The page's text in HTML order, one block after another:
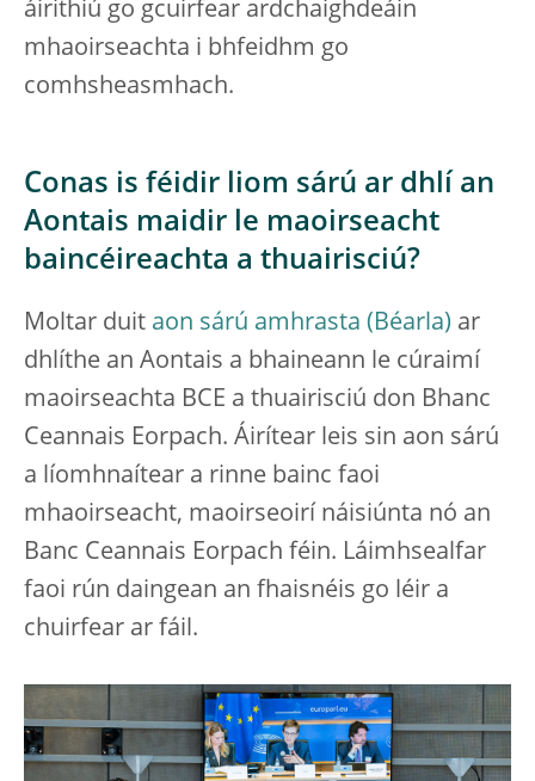
áirithiú go gcuirfear ardchaighdeáin
mhaoirseachta i bhfeidhm go
comhsheasmhach.
Conas is féidir liom sárú ar dhlí an
Aontais maidir le maoirseacht
baincéireachta a thuairisciú?
Moltar duit aon sárú amhrasta
ar
dhlíthe an Aontais a bhaineann le cúraimí
maoirseachta BCE a thuairisciú don Bhanc
Ceannais Eorpach. Áirítear leis sin aon sárú
a líomhnaítear a rinne bainc faoi
mhaoirseacht, maoirseoirí náisiúnta nó an
Banc Ceannais Eorpach féin. Láimhsealfar
faoi rún daingean an fhaisnéis go léir a
chuirfear ar fáil.